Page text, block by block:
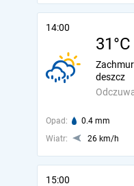
14:00
31°C
deszcz
Opad: 0.4 mm
Wiatr:
26 km/h
15:00